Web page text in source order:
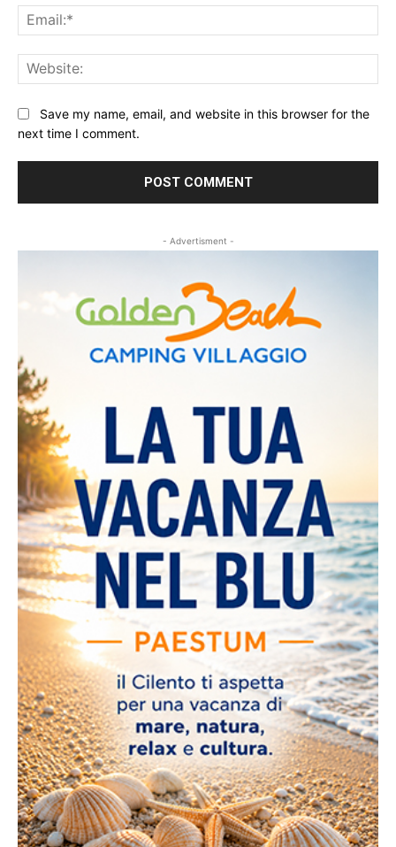
Save my name, email, and website in this browser for the
next time I comment.
- Advertisment -